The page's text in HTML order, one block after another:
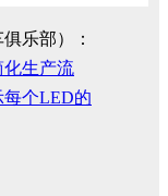
乐部）：
化生产流
个LED的